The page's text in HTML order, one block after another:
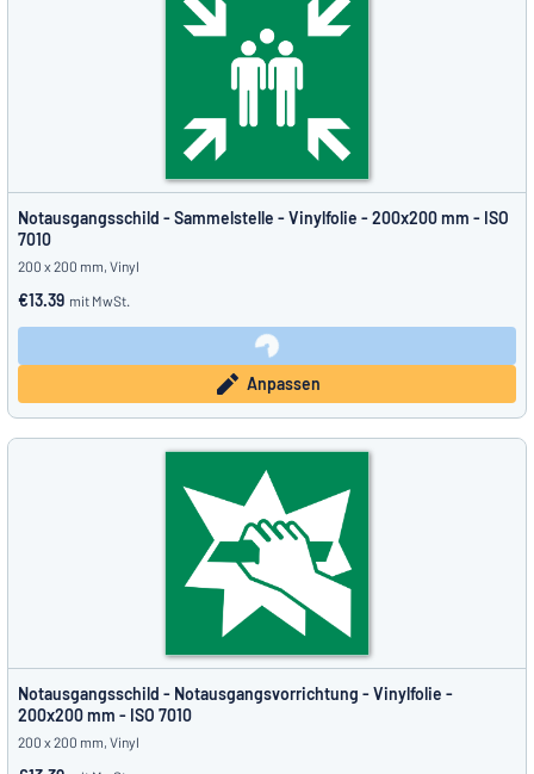
Notausgangsschild - Sammelstelle - Vinylfolie - 200x200 mm - ISO
7010
200 x 200 mm, Vinyl
€13.39 mit MwSt.
Anpassen
Notausgangsschild - Notausgangs­vorrichtung - Vinylfolie -
200x200 mm - ISO 7010
200 x 200 mm, Vinyl